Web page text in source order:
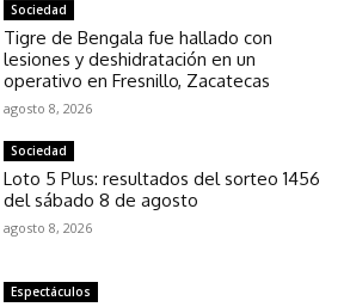
Sociedad
Tigre de Bengala fue hallado con
lesiones y deshidratación en un
operativo en Fresnillo, Zacatecas
agosto 8, 2026
Sociedad
Loto 5 Plus: resultados del sorteo 1456
del sábado 8 de agosto
agosto 8, 2026
Espectáculos